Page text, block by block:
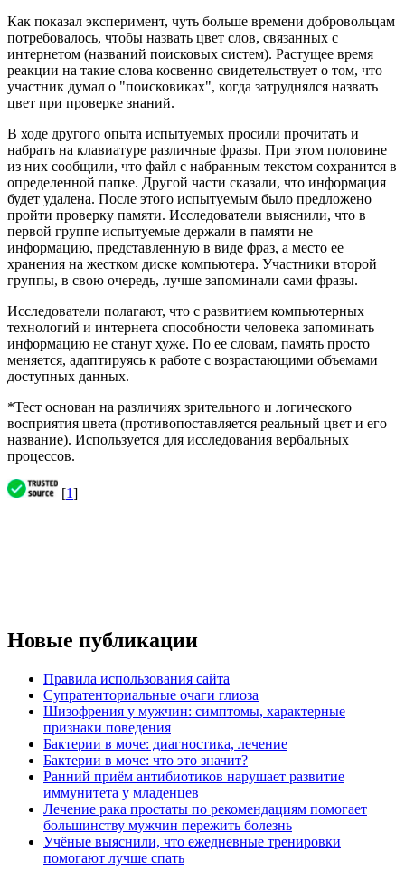
Как показал эксперимент, чуть больше времени добровольцам
потребовалось, чтобы назвать цвет слов, связанных с
интернетом (названий поисковых систем). Растущее время
реакции на такие слова косвенно свидетельствует о том, что
участник думал о "поисковиках", когда затруднялся назвать
цвет при проверке знаний.
В ходе другого опыта испытуемых просили прочитать и
набрать на клавиатуре различные фразы. При этом половине
из них сообщили, что файл с набранным текстом сохранится в
определенной папке. Другой части сказали, что информация
будет удалена. После этого испытуемым было предложено
пройти проверку памяти. Исследователи выяснили, что в
первой группе испытуемые держали в памяти не
информацию, представленную в виде фраз, а место ее
хранения на жестком диске компьютера. Участники второй
группы, в свою очередь, лучше запоминали сами фразы.
Исследователи полагают, что с развитием компьютерных
технологий и интернета способности человека запоминать
информацию не станут хуже. По ее словам, память просто
меняется, адаптируясь к работе с возрастающими объемами
доступных данных.
*Тест основан на различиях зрительного и логического
восприятия цвета (противопоставляется реальный цвет и его
название). Используется для исследования вербальных
процессов.
[1]
Новые публикации
Правила использования сайта
Супратенториальные очаги глиоза
Шизофрения у мужчин: симптомы, характерные
признаки поведения
Бактерии в моче: диагностика, лечение
Бактерии в моче: что это значит?
Ранний приём антибиотиков нарушает развитие
иммунитета у младенцев
Лечение рака простаты по рекомендациям помогает
большинству мужчин пережить болезнь
Учёные выяснили, что ежедневные тренировки
помогают лучше спать